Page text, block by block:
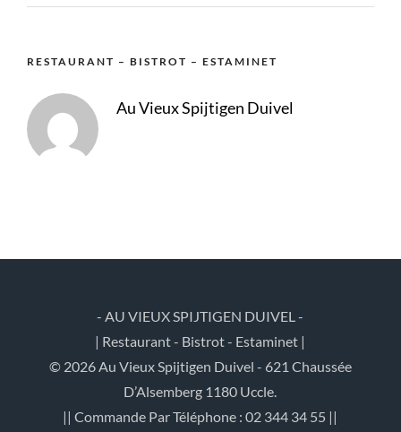
RESTAURANT – BISTROT – ESTAMINET
Au Vieux Spijtigen Duivel
- AU VIEUX SPIJTIGEN DUIVEL -
| Restaurant - Bistrot - Estaminet |
© 2026 Au Vieux Spijtigen Duivel - 621 Chaussée
D’Alsemberg 1180 Uccle.
|| Commande Par Téléphone : 02 344 34 55 ||